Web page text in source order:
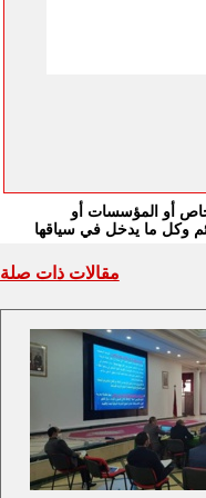
أو المؤسسات أو
وكل ما يدخل في سياقها
مقالات ذات صلة